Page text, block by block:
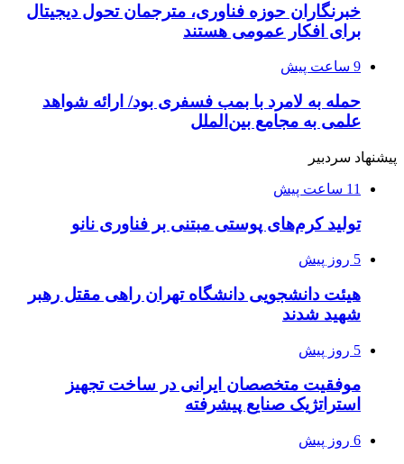
خبرنگاران حوزه فناوری، مترجمان تحول دیجیتال
برای افکار عمومی هستند
9 ساعت پیش
حمله به لامرد با بمب فسفری بود/ ارائه شواهد
علمی به مجامع بین‌الملل
پیشنهاد سردبیر
11 ساعت پیش
تولید کرم‌های پوستی مبتنی بر فناوری نانو
5 روز پیش
هیئت دانشجویی دانشگاه تهران راهی مقتل رهبر
شهید شدند
5 روز پیش
موفقیت متخصصان ایرانی در ساخت تجهیز
استراتژیک صنایع پیشرفته
6 روز پیش